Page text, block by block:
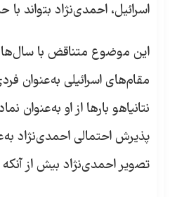
اسرائیل، احمدی‌نژاد بتواند
این موضوع متناقض با سال‌ها
مقام‌های اسرائیلی به‌عنوان
نتانیاهو بارها از او
پذیرش احتمالی احمدی‌نژاد
تصویر احمدی‌نژاد بیش از